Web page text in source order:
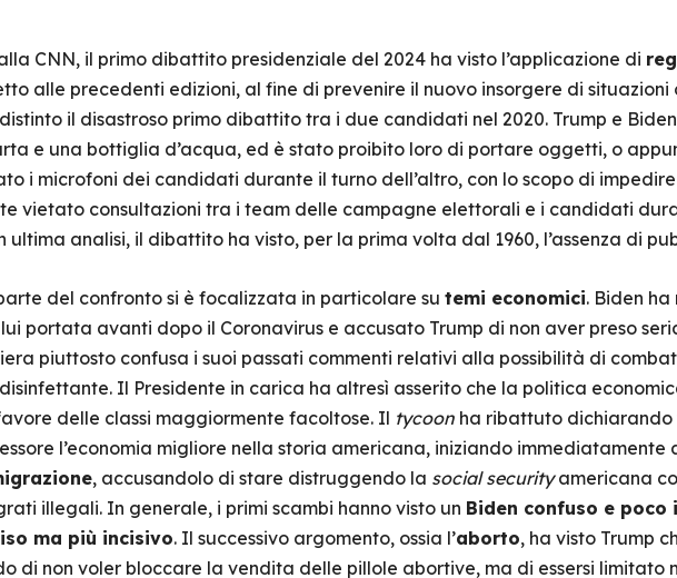
CNN, il primo dibattito presidenziale del 2024 ha visto l’applicazione di
alle precedenti edizioni, al fine di prevenire il nuovo insorgere di
il disastroso primo dibattito tra i due candidati nel 2020. Trump e
e una bottiglia d’acqua, ed è stato proibito loro di portare oggetti, o
i microfoni dei candidati durante il turno dell’altro, con lo scopo di
vietato consultazioni tra i team delle campagne elettorali e i candidati
ultima analisi, il dibattito ha visto, per la prima volta dal 1960, l’assenza di
del confronto si è focalizzata in particolare su temi economici. Biden
portata avanti dopo il Coronavirus e accusato Trump di non aver preso
piuttosto confusa i suoi passati commenti relativi alla possibilità di
disinfettante. Il Presidente in carica ha altresì asserito che la politica
delle classi maggiormente facoltose. Il tycoonha ribattuto dichiarando
l’economia migliore nella storia americana, iniziando immediatamente
, accusandolo di stare distruggendo la social securityamericana
illegali. In generale, i primi scambi hanno visto un Biden confuso e poco
ma più incisivo. Il successivo argomento, ossia l’aborto, ha visto Trump
di non voler bloccare la vendita delle pillole abortive, ma di essersi limitato